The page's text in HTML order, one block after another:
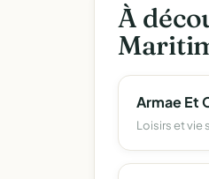
À
Armae Et
Loisirs et vie